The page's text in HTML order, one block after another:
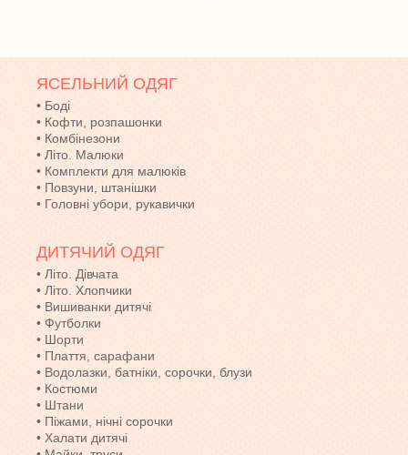
ЯСЕЛЬНИЙ ОДЯГ
• Боді
• Кофти, розпашонки
• Комбінезони
• Літо. Малюки
• Комплекти для малюків
• Повзуни, штанішки
• Головні убори, рукавички
ДИТЯЧИЙ ОДЯГ
• Літо. Дівчата
• Літо. Хлопчики
• Вишиванки дитячі
• Футболки
• Шорти
• Плаття, сарафани
• Водолазки, батніки, сорочки, блузи
• Костюми
• Штани
• Піжами, нічні сорочки
• Халати дитячі